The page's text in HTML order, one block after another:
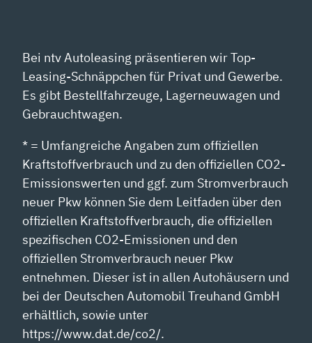
Bei ntv Autoleasing präsentieren wir Top-
Leasing-Schnäppchen für Privat und Gewerbe.
Es gibt Bestellfahrzeuge, Lagerneuwagen und
Gebrauchtwagen.
* = Umfangreiche Angaben zum offiziellen
Kraftstoffverbrauch und zu den offiziellen CO2-
Emissionswerten und ggf. zum Stromverbrauch
neuer Pkw können Sie dem Leitfaden über den
offiziellen Kraftstoffverbrauch, die offiziellen
spezifischen CO2-Emissionen und den
offiziellen Stromverbrauch neuer Pkw
entnehmen. Dieser ist in allen Autohäusern und
bei der Deutschen Automobil Treuhand GmbH
erhältlich, sowie unter
https://www.dat.de/co2/.